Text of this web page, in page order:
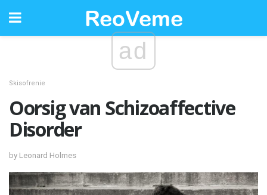
ad
Skisofrenie
Oorsig van Schizoaffective
Disorder
by Leonard Holmes